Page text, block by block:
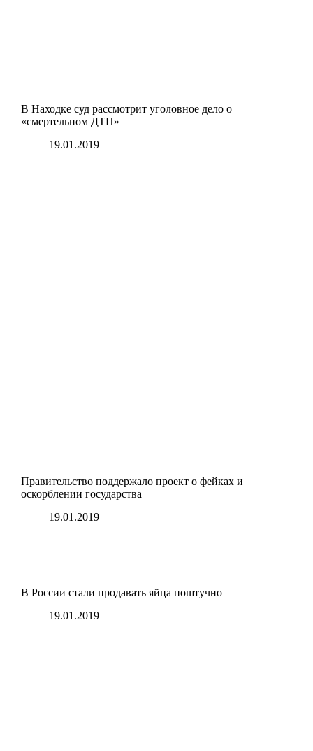
В Находке суд рассмотрит уголовное дело о
«смертельном ДТП»
19.01.2019
Правительство поддержало проект о фейках и
оскорблении государства
19.01.2019
В России стали продавать яйца поштучно
19.01.2019